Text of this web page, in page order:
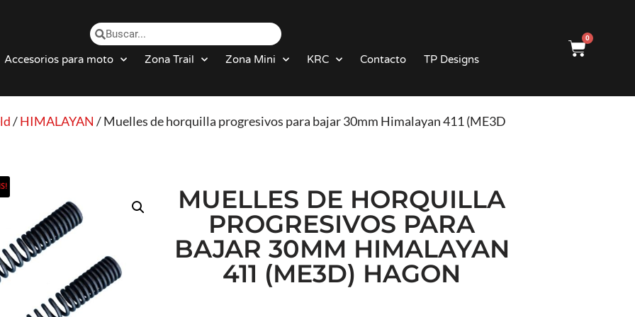
Accesorios para moto Zona Trail Zona Mini KRC Contacto TP Designs
0
/HIMALAYAN / Muelles de horquilla progresivos para bajar 30mm Himalayan 411 (ME3D) Hagon
MUELLES DE HORQUILLA
PROGRESIVOS PARA
BAJAR 30MM HIMALAYAN
411 (ME3D) HAGON